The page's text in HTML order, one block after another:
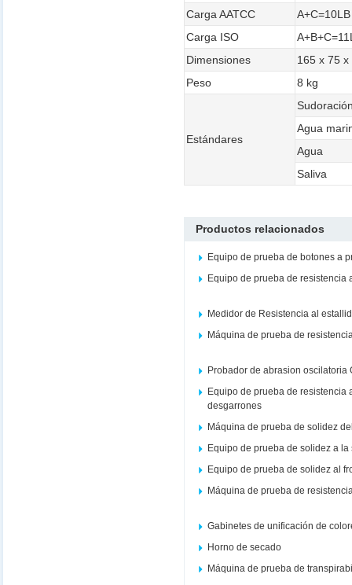
Carga AATCC
A+C=10LB
Carga ISO
Dimensiones
165 x 75
Peso
8 kg
Estándares
Agua
Agua
Saliva
Productos relacionados
Equipo de prueba de botones a
Equipo de prueba de resistencia
Medidor de Resistencia al
Máquina de prueba de
Probador de abrasion oscilatoria
Equipo de prueba de resistencia
desgarrones
Máquina de prueba de solidez
Equipo de prueba de solidez a
Equipo de prueba de solidez al
Máquina de prueba de
Gabinetes de unificación de
Horno de secado
Máquina de prueba de